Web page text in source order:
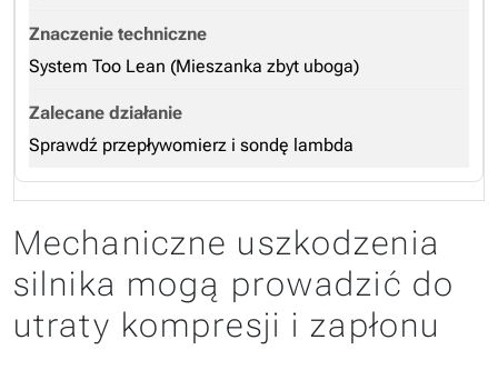
System Too Lean (Mieszanka zbyt uboga)
Sprawdź przepływomierz i sondę lambda
Mechaniczne uszkodzenia
silnika mogą prowadzić do
utraty kompresji i zapłonu